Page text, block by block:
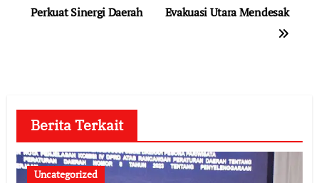
Perkuat Sinergi Daerah
Evakuasi Utara Mendesak
Berita Terkait
Uncategorized